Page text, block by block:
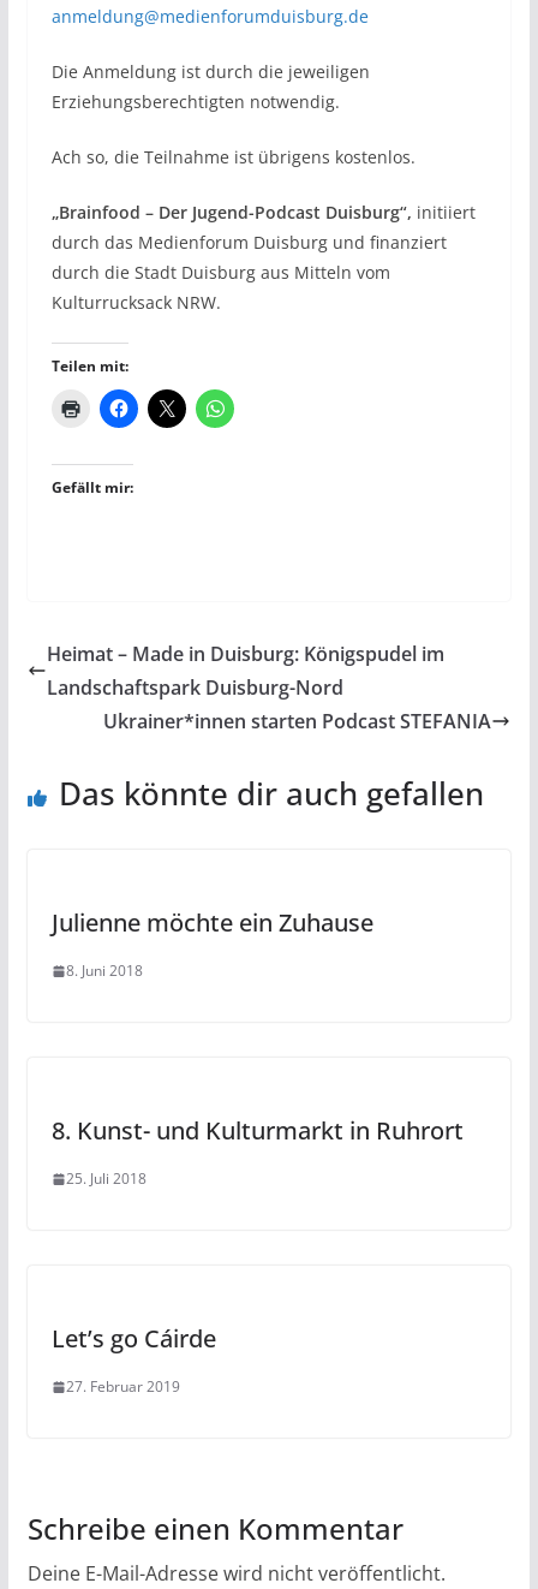
anmeldung@medienforumduisburg.de
Die Anmeldung ist durch die jeweiligen
Erziehungsberechtigten notwendig.
Ach so, die Teilnahme ist übrigens kostenlos.
„Brainfood – Der Jugend-Podcast Duisburg“, initiiert
durch das Medienforum Duisburg und finanziert
durch die Stadt Duisburg aus Mitteln vom
Kulturrucksack NRW.
Teilen mit:
Gefällt mir:
Heimat – Made in Duisburg: Königspudel im
Landschaftspark Duisburg-Nord
Ukrainer*innen starten Podcast STEFANIA
Das könnte dir auch gefallen
Julienne möchte ein Zuhause
8. Juni 2018
8. Kunst- und Kulturmarkt in Ruhrort
25. Juli 2018
Let’s go Cáirde
27. Februar 2019
Schreibe einen Kommentar
Deine E-Mail-Adresse wird nicht veröffentlicht.